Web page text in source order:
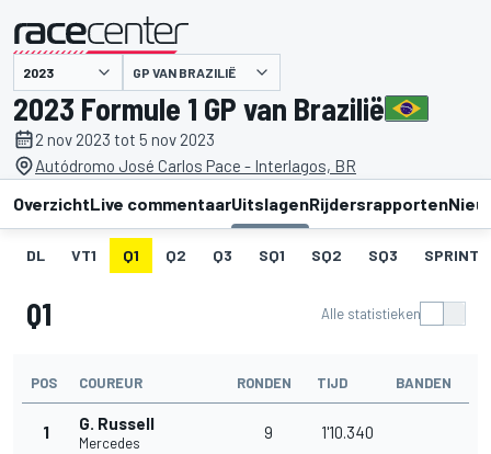
gepresenteerd door GP VAN BRAZILIË
2023 Formule 1 GP van Brazilië
2 nov 2023 tot 5 nov 2023
Autódromo José Carlos Pace - Interlagos, BR
OverzichtLive commentaarUitslagenRijdersrapporten
DL VT1 Q1 Q2 Q3 SQ1 SQ2 SQ3 SPRINT
Q1 Alle statistieken
POS COUREUR RONDEN TIJD BANDEN
1 G. Russell
Mercedes
9 1'10.340